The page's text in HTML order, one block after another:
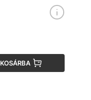
KOSÁRBA